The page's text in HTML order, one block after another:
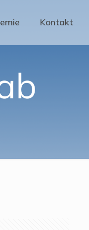
Kontakt